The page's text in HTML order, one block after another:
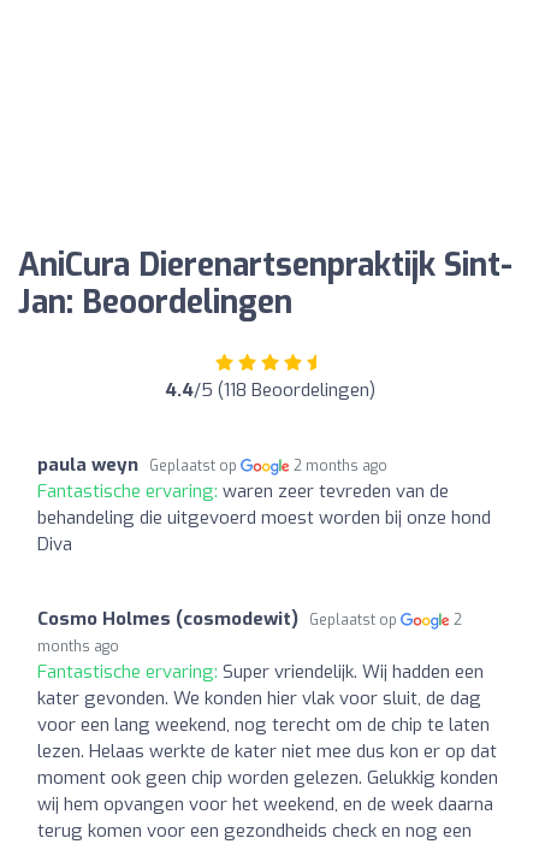
AniCura Dierenartsenpraktijk Sint-
Jan: Beoordelingen
4.4/5 (118 Beoordelingen)
paula weyn Geplaatst op 2 months ago
Fantastische ervaring: waren zeer tevreden van de
behandeling die uitgevoerd moest worden bij onze hond
Diva
Cosmo Holmes (cosmodewit) Geplaatst op
2
months ago
Fantastische ervaring: Super vriendelijk. Wij hadden een
kater gevonden. We konden hier vlak voor sluit, de dag
voor een lang weekend, nog terecht om de chip te laten
lezen. Helaas werkte de kater niet mee dus kon er op dat
moment ook geen chip worden gelezen. Gelukkig konden
wij hem opvangen voor het weekend, en de week daarna
terug komen voor een gezondheids check en nog een